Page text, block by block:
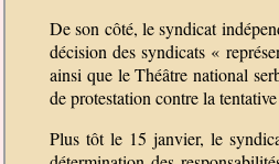
De son côté, le syndicat
décision des syndicats «
ainsi que le Théâtre national
de protestation contre la
Plus tôt le 15 janvier, le